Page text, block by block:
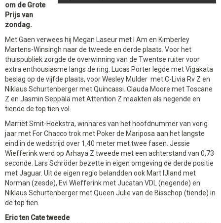
om de Grote
Prijs van
zondag.
Met Gaen verwees hij Megan Laseur met I Am en Kimberley
Martens-Winsingh naar de tweede en derde plaats. Voor het
thuispubliek zorgde de overwinning van de Twentse ruiter voor
extra enthousiasme langs de ring. Lucas Porter legde met Vigakata
beslag op de vijfde plaats, voor Wesley Mulder met C-Livia Rv Z en
Niklaus Schurtenberger met Quincassi. Clauda Moore met Toscane
Z en Jasmin Seppälä met Attention Z maakten als negende en
tiende de top tien vol.
Marriët Smit-Hoekstra, winnares van het hoofdnummer van vorig
jaar met For Chacco trok met Poker de Mariposa aan het langste
eind in de wedstrijd over 1,40 meter met twee fasen. Jessie
Wiefferink werd op Arhaya Z tweede met een achterstand van 0,73
seconde. Lars Schröder bezette in eigen omgeving de derde positie
met Jaguar. Uit de eigen regio belandden ook Mart IJland met
Norman (zesde), Evi Wiefferink met Jucatan VDL (negende) en
Niklaus Schurtenberger met Queen Julie van de Bisschop (tiende) in
de top tien.
Eric ten Cate tweede